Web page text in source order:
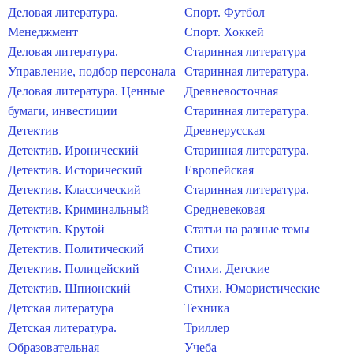
Деловая литература.
Менеджмент
Деловая литература.
Управление, подбор персонала
Деловая литература. Ценные
бумаги, инвестиции
Детектив
Детектив. Иронический
Детектив. Исторический
Детектив. Классический
Детектив. Криминальный
Детектив. Крутой
Детектив. Политический
Детектив. Полицейский
Детектив. Шпионский
Детская литература
Детская литература.
Образовательная
Спорт. Футбол
Спорт. Хоккей
Старинная литература
Старинная литература.
Древневосточная
Старинная литература.
Древнерусская
Старинная литература.
Европейская
Старинная литература.
Средневековая
Статьи на разные темы
Стихи
Стихи. Детские
Стихи. Юмористические
Техника
Триллер
Учеба